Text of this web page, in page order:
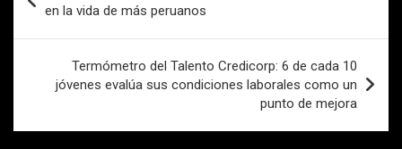
de
entradas
en la vida de más peruanos
Termómetro del Talento Credicorp: 6 de cada 10
jóvenes evalúa sus condiciones laborales como un
punto de mejora